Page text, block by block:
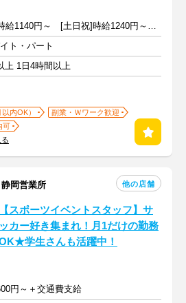
[平日]時給1140円～ [土日祝]時給1240円～ ＋交通費規定支給
ト・パート
上 1日4時間以上
内OK）
副業・Ｗワーク歓迎
可
岡営業所 他の店舗
【スポーツイベントスタッフ】サ
ッカー好き集まれ！月1だけの勤務
学生さんも活躍中！
円～＋交通費支給